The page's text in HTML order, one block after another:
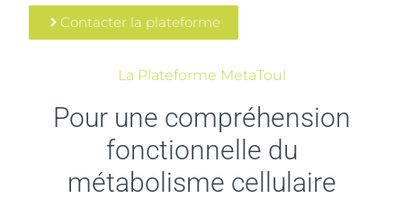
La Plateforme MetaToul
Pour une compréhension
fonctionnelle du
métabolisme cellulaire
Contacter la plateforme